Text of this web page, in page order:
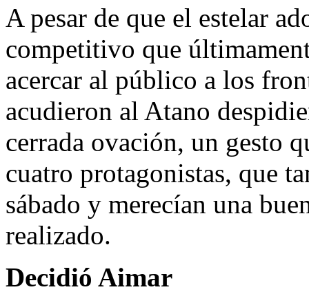
A pesar de que el estelar
competitivo que
acercar al público a los
acudieron al Atano
cerrada ovación, un gesto
cuatro protagonistas, que
sábado y merecían una
realizado.
Decidió Aimar